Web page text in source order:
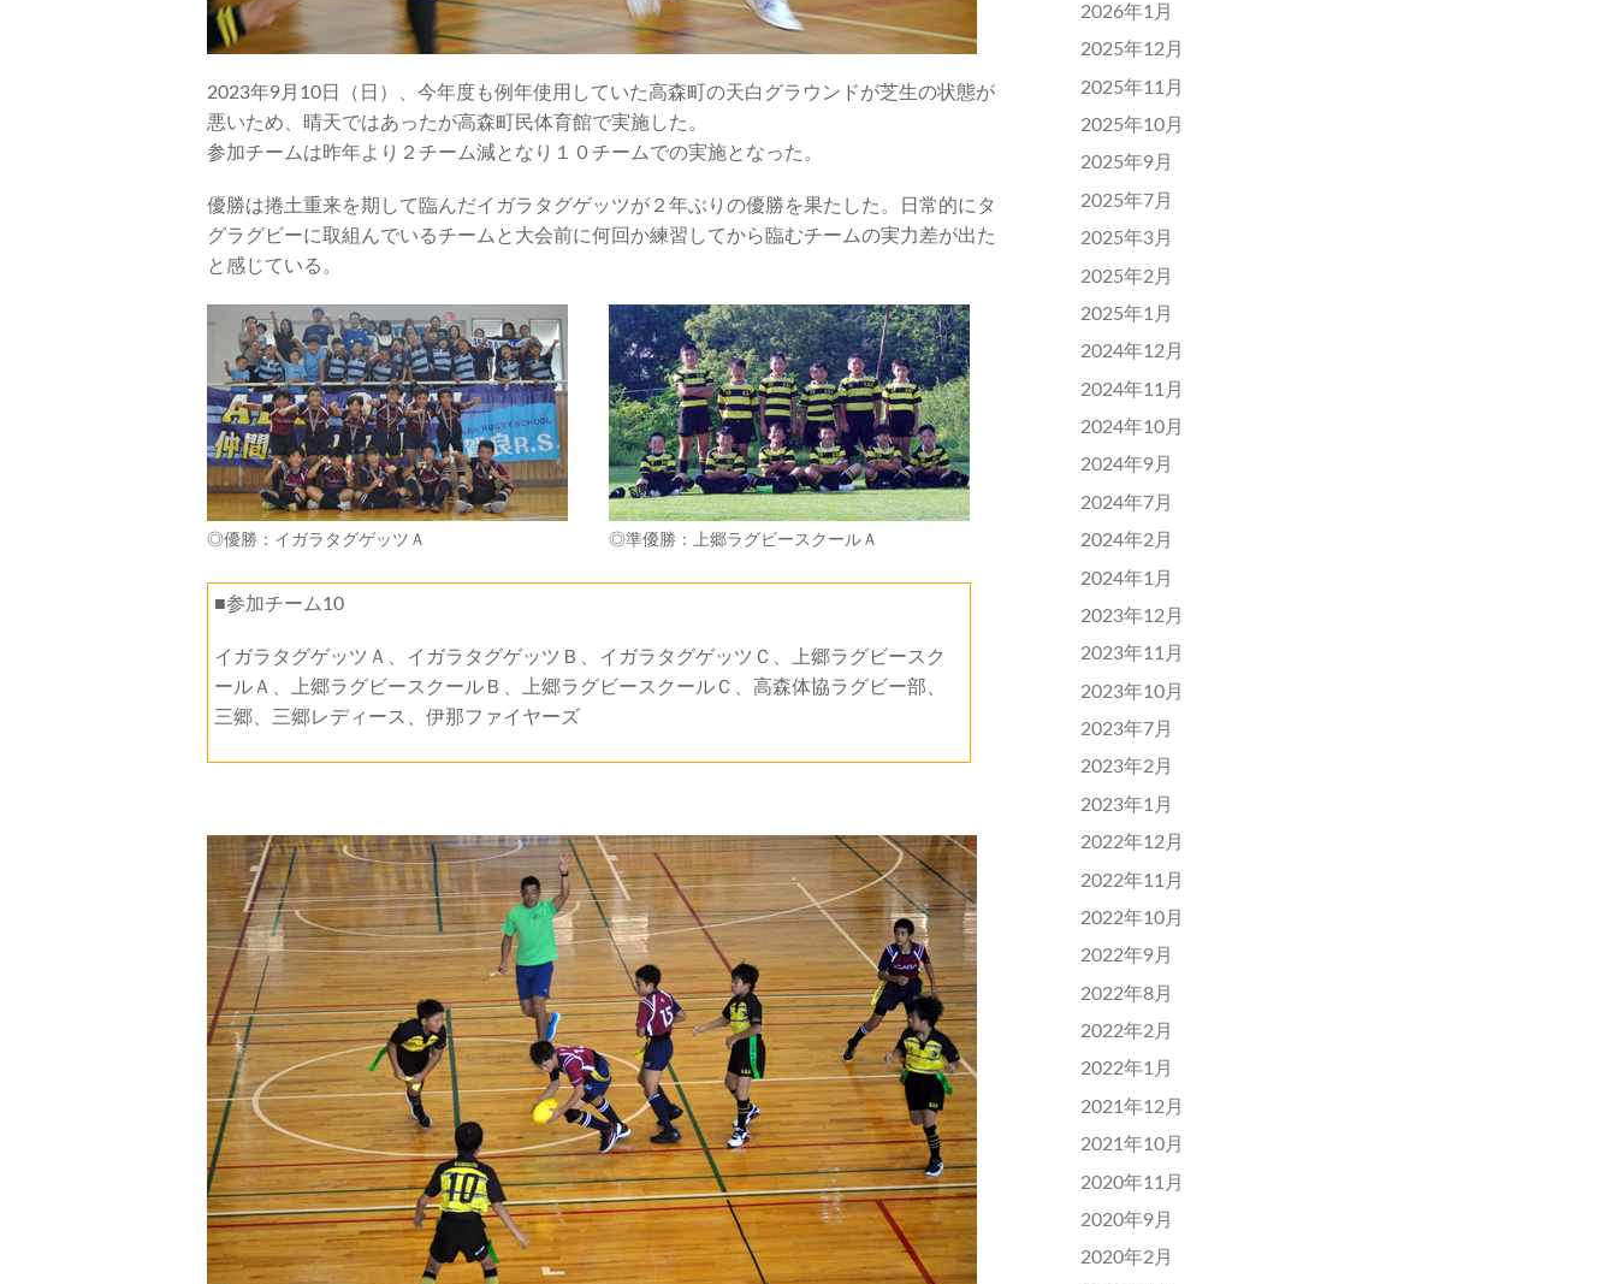
2023年9月10日（日）、今年度も例年使用していた高森町の天白グラウンドが芝生の状態が
悪いため、晴天ではあったが高森町民体育館で実施した。
参加チームは昨年より２チーム減となり１０チームでの実施となった。
優勝は捲土重来を期して臨んだイガラタグゲッツが２年ぶりの優勝を果たした。日常的にタ
グラグビーに取組んでいるチームと大会前に何回か練習してから臨むチームの実力差が出た
と感じている。
◎優勝：イガラタグゲッツＡ ◎準優勝：上郷ラグビースクールＡ
■参加チーム10
イガラタグゲッツＡ、イガラタグゲッツＢ、イガラタグゲッツＣ、上郷ラグビースク
ールＡ、上郷ラグビースクールＢ、上郷ラグビースクールＣ、高森体協ラグビー部、
三郷、三郷レディース、伊那ファイヤーズ
2026年1月
2025年12月
2025年11月
2025年10月
2025年9月
2025年7月
2025年3月
2025年2月
2025年1月
2024年12月
2024年11月
2024年10月
2024年9月
2024年7月
2024年2月
2024年1月
2023年12月
2023年11月
2023年10月
2023年7月
2023年2月
2023年1月
2022年12月
2022年11月
2022年10月
2022年9月
2022年8月
2022年2月
2022年1月
2021年12月
2021年10月
2020年11月
2020年9月
2020年2月